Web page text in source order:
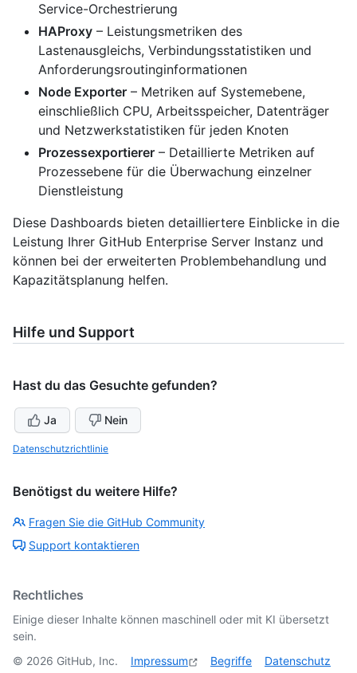
Service-Orchestrierung
HAProxy – Leistungsmetriken des
Lastenausgleichs, Verbindungsstatistiken und
Anforderungsroutinginformationen
Node Exporter – Metriken auf Systemebene,
einschließlich CPU, Arbeitsspeicher, Datenträger
und Netzwerkstatistiken für jeden Knoten
Prozessexportierer – Detaillierte Metriken auf
Prozessebene für die Überwachung einzelner
Dienstleistung
Diese Dashboards bieten detailliertere Einblicke in die
Leistung Ihrer GitHub Enterprise Server Instanz und
können bei der erweiterten Problembehandlung und
Kapazitätsplanung helfen.
Hilfe und Support
Hast du das Gesuchte gefunden?
Ja Nein
Datenschutzrichtlinie
Benötigst du weitere Hilfe?
Fragen Sie die GitHub Community
Support kontaktieren
Rechtliches
Einige dieser Inhalte können maschinell oder mit KI übersetzt
sein.
© 2026 GitHub, Inc. Impressum Begriffe
Datenschutz